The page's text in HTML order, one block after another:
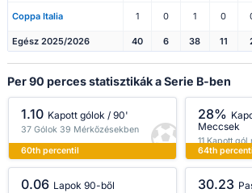
Coppa Italia 1 0 1 0
Egész 2025/2026 40 6 38 11
Per 90 perces statisztikák a Serie B-ben
1.10 Kapott gólok / 90'
37 Gólok 39 Mérkőzésekben
60th percentil
28%
Meccsek
11 Kapott
64th
0.06 Lapok 90-ből 30.23